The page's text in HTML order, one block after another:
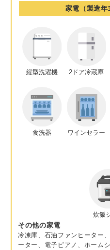
家電（製造年
縦型洗濯機 2ドア冷蔵庫
食洗器 ワインセラー
炊飯
その他の家電
冷凍庫、石油ファンヒーター
ーター、電子ピアノ、ホーム